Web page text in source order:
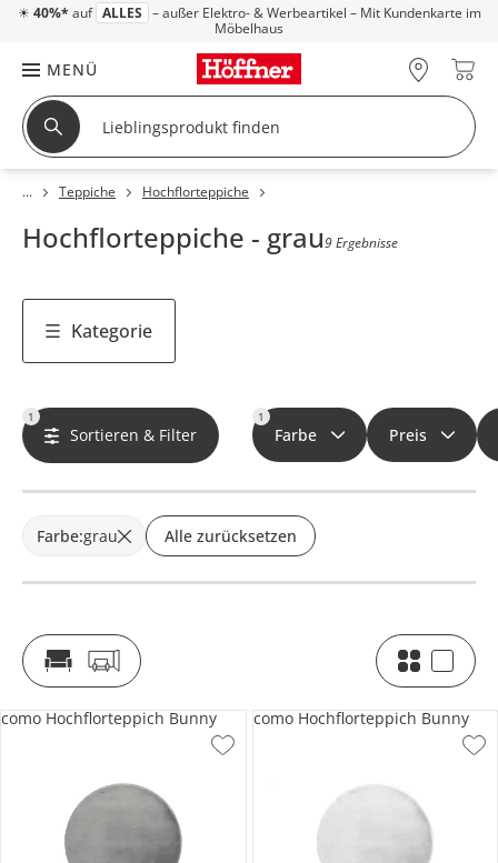
☀ 40%* auf ALLES – außer Elektro- & Werbeartikel – Mit Kundenkarte im
Möbelhaus
MENÜ
Teppiche Hochflorteppiche
Hochflorteppiche - grau9 Ergebnisse
Kategorie
1
Sortieren & Filter
1
Farbe Preis
Farbe:grau Alle zurücksetzen
como Hochflorteppich Bunny como Hochflorteppich Bunny